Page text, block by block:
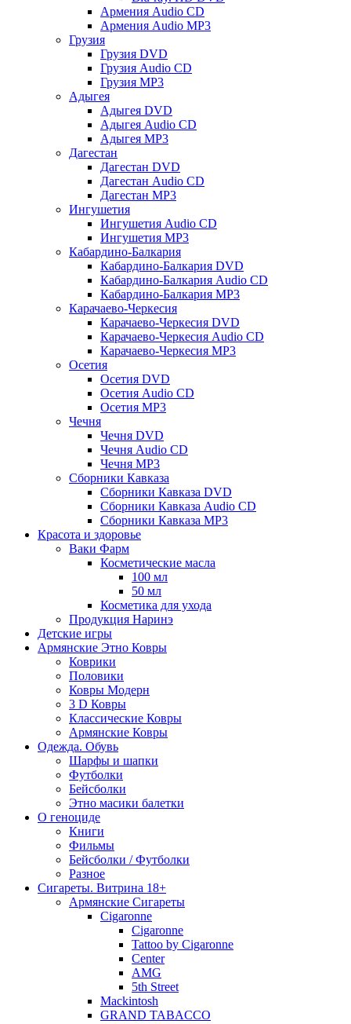
Армения Audio CD
Армения Audio MP3
Грузия
Грузия DVD
Грузия Audio CD
Грузия MP3
Адыгея
Адыгея DVD
Адыгея Audio CD
Адыгея MP3
Дагестан
Дагестан DVD
Дагестан Audio CD
Дагестан MP3
Ингушетия
Ингушетия Audio CD
Ингушетия MP3
Кабардино-Балкария
Кабардино-Балкария DVD
Кабардино-Балкария Audio CD
Кабардино-Балкария MP3
Карачаево-Черкесия
Карачаево-Черкесия DVD
Карачаево-Черкесия Audio CD
Карачаево-Черкесия MP3
Осетия
Осетия DVD
Осетия Audio CD
Осетия MP3
Чечня
Чечня DVD
Чечня Audio CD
Чечня MP3
Сборники Кавказа
Сборники Кавказа DVD
Сборники Кавказа Audio CD
Сборники Кавказа MP3
Красота и здоровье
Ваки Фарм
Косметические масла
100 мл
50 мл
Косметика для ухода
Продукция Наринэ
Детские игры
Армянские Этно Ковры
Коврики
Половики
Ковры Модерн
3 D Ковры
Классические Ковры
Армянские Ковры
Одежда. Обувь
Шарфы и шапки
Футболки
Бейсболки
Этно масики балетки
О геноциде
Книги
Фильмы
Бейсболки / Футболки
Разное
Сигареты. Витрина 18+
Армянские Сигареты
Cigaronne
Cigaronne
Tattoo by Cigaronne
Center
AMG
5th Street
Mackintosh
GRAND TABACCO